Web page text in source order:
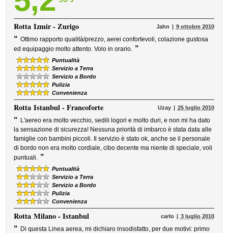
RottaIzmir - Zurigo Jahn 9 ottobre 2010
“ Ottimo rapporto qualità/prezzo, aerei confortevoli, colazione gustosa
ed equipaggio molto attento. Volo in orario. ”
Puntualità
Servizio a Terra
Servizio a Bordo
Pulizia
Convenienza
RottaIstanbul - Francoforte Uzay 25 luglio 2010
“ L'aereo era molto vecchio, sedili logori e molto duri, e non mi ha dato
la sensazione di sicurezza! Nessuna priorità di imbarco è stata data alle
famiglie con bambini piccoli. Il servizio è stato ok, anche se il personale
di bordo non era molto cordiale, cibo decente ma niente di speciale, voli
puntuali. ”
Puntualità
Servizio a Terra
Servizio a Bordo
Pulizia
Convenienza
RottaMilano - Istanbul carlo 3 luglio 2010
“ Di questa Linea aerea, mi dichiaro insodisfatto, per due motivi: primo